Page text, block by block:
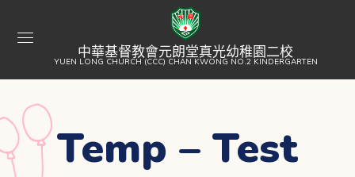
中華基督教會元朗堂真光幼稚園二校
YUEN LONG CHURCH (CCC) CHAN KWONG NO.2 KINDERGARTEN
Temp – Test